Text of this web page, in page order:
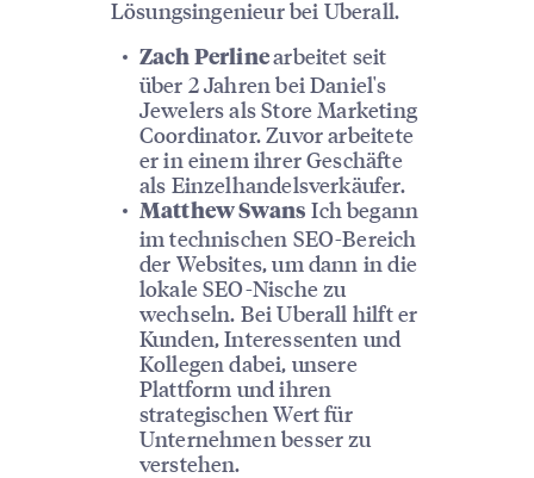
Lösungsingenieur bei Uberall.
Zach Perlinearbeitet seit
über 2 Jahren bei Daniel's
Jewelers als Store Marketing
Coordinator. Zuvor arbeitete
er in einem ihrer Geschäfte
als Einzelhandelsverkäufer.
Matthew Swans Ich begann
im technischen SEO-Bereich
der Websites, um dann in die
lokale SEO-Nische zu
wechseln. Bei Uberall hilft er
Kunden, Interessenten und
Kollegen dabei, unsere
Plattform und ihren
strategischen Wert für
Unternehmen besser zu
verstehen.